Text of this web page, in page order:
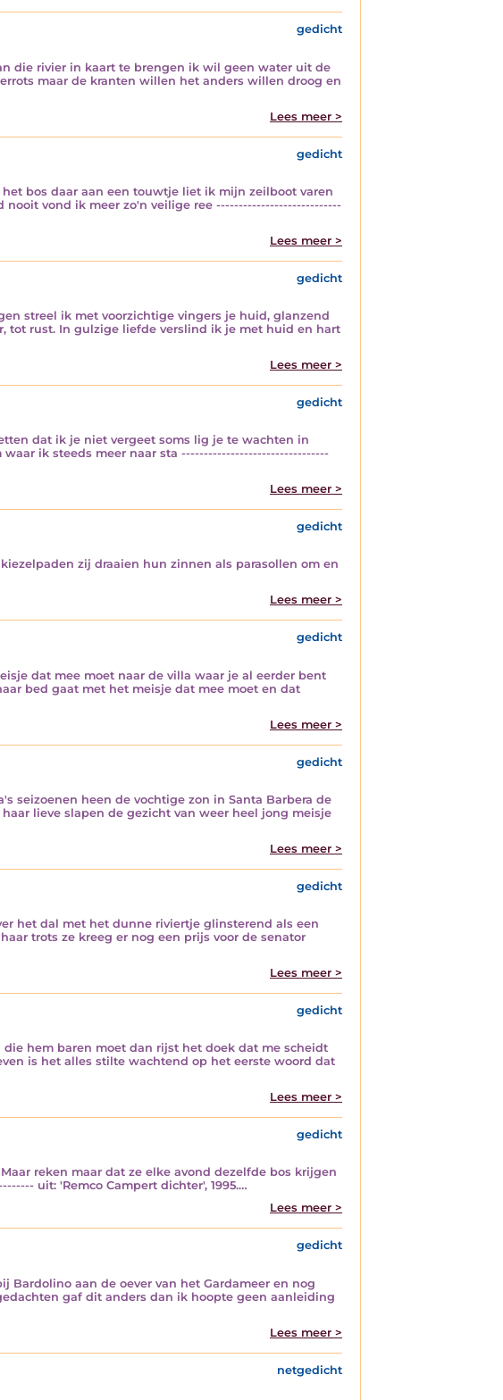
gedicht
die rivier in kaart te brengen ik wil geen water uit de
maar de kranten willen het anders willen droog en
Lees meer >
gedicht
bos daar aan een touwtje liet ik mijn zeilboot varen
vond ik meer zo'n veilige ree ----------------------------
Lees meer >
gedicht
streel ik met voorzichtige vingers je huid, glanzend
tot rust. In gulzige liefde verslind ik je met huid en hart
Lees meer >
gedicht
dat ik je niet vergeet soms lig je te wachten in
ik steeds meer naar sta ---------------------------------
Lees meer >
gedicht
zij draaien hun zinnen als parasollen om en
Lees meer >
gedicht
dat mee moet naar de villa waar je al eerder bent
bed gaat met het meisje dat mee moet en dat
Lees meer >
gedicht
seizoenen heen de vochtige zon in Santa Barbera de
lieve slapen de gezicht van weer heel jong meisje
Lees meer >
gedicht
het dal met het dunne riviertje glinsterend als een
trots ze kreeg er nog een prijs voor de senator
Lees meer >
gedicht
hem baren moet dan rijst het doek dat me scheidt
is het alles stilte wachtend op het eerste woord dat
Lees meer >
gedicht
reken maar dat ze elke avond dezelfde bos krijgen
uit: 'Remco Campert dichter', 1995.…
Lees meer >
gedicht
Bardolino aan de oever van het Gardameer en nog
gaf dit anders dan ik hoopte geen aanleiding
Lees meer >
netgedicht